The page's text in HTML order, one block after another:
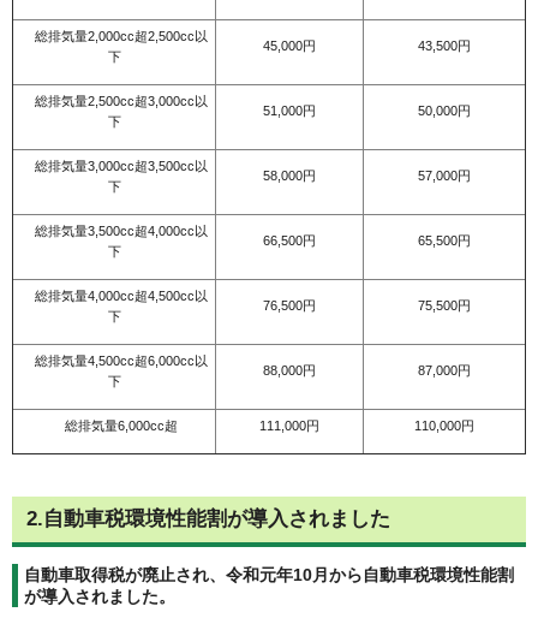
総排気量2,000cc超2,500cc以
下
45,000円 43,500円
総排気量2,500cc超3,000cc以
下
51,000円 50,000円
総排気量3,000cc超3,500cc以
下
58,000円 57,000円
総排気量3,500cc超4,000cc以
下
66,500円 65,500円
総排気量4,000cc超4,500cc以
下
76,500円 75,500円
総排気量4,500cc超6,000cc以
下
88,000円 87,000円
総排気量6,000cc超 111,000円 110,000円
2.自動車税環境性能割が導入されました
自動車取得税が廃止され、令和元年10月から自動車税環境性能割
が導入されました。